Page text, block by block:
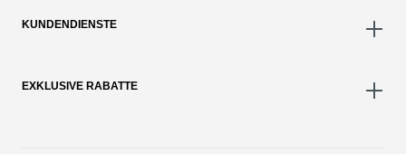
KUNDENDIENSTE
EXKLUSIVE RABATTE